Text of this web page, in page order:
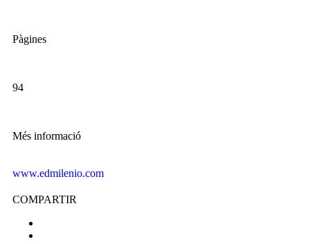
Pàgines
94
Més informació
www.edmilenio.com
COMPARTIR